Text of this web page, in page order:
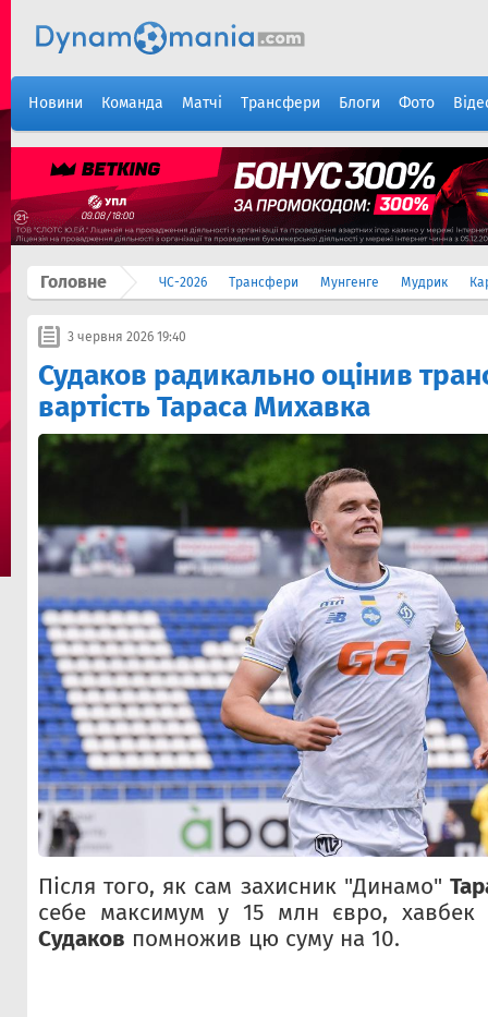
Новини Команда Матчі Трансфери Блоги Фото
Головне ЧС-2026 Трансфери Мунгенге Мудрик
3 червня 2026 19:40
Судаков радикально оцінив
вартість Тараса Михавка
Після того, як сам захисник "Динамо"
себе максимум у 15 млн євро,
Судаков помножив цю суму на 10.